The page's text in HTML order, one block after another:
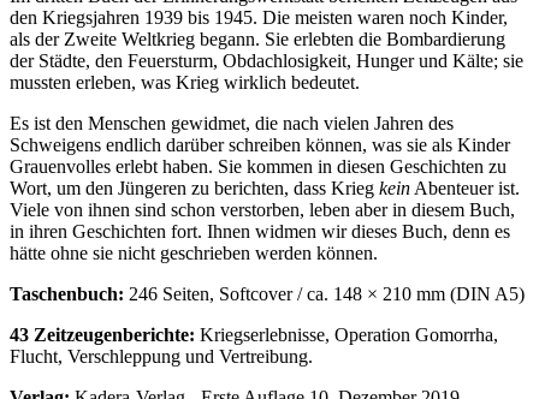
den Kriegsjahren 1939 bis 1945. Die meisten waren noch Kinder,
als der Zweite Weltkrieg begann. Sie erlebten die Bombardierung
der Städte, den Feuersturm, Obdachlosigkeit, Hunger und Kälte; sie
mussten erleben, was Krieg wirklich bedeutet.
Es ist den Menschen gewidmet, die nach vielen Jahren des
Schweigens endlich darüber schreiben können, was sie als Kinder
Grauenvolles erlebt haben. Sie kommen in diesen Geschichten zu
Wort, um den Jüngeren zu berichten, dass Krieg kein Abenteuer ist.
Viele von ihnen sind schon verstorben, leben aber in diesem Buch,
in ihren Geschichten fort. Ihnen widmen wir dieses Buch, denn es
hätte ohne sie nicht geschrieben werden können.
Taschenbuch: 246 Seiten, Softcover / ca. 148 × 210 mm (DIN A5)
43 Zeitzeugenberichte: Kriegserlebnisse, Operation Gomorrha,
Flucht, Verschleppung und Vertreibung.